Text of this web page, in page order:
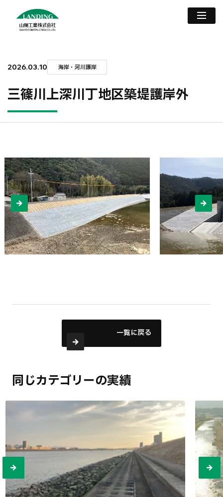
2026.03.10 海岸・河川護岸
三篠川上深川丁地区築堤護岸外
一覧に戻る
同じカテゴリーの実績